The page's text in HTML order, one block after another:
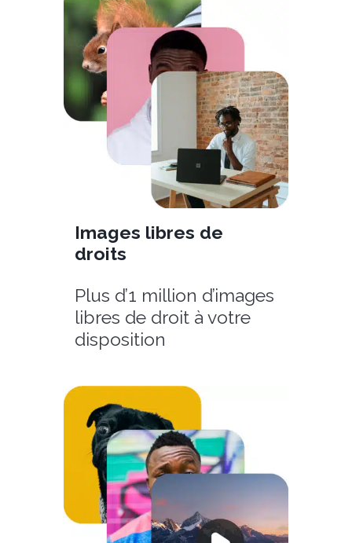
Images libres de
droits
Plus d’1 million d’images
libres de droit à votre
disposition